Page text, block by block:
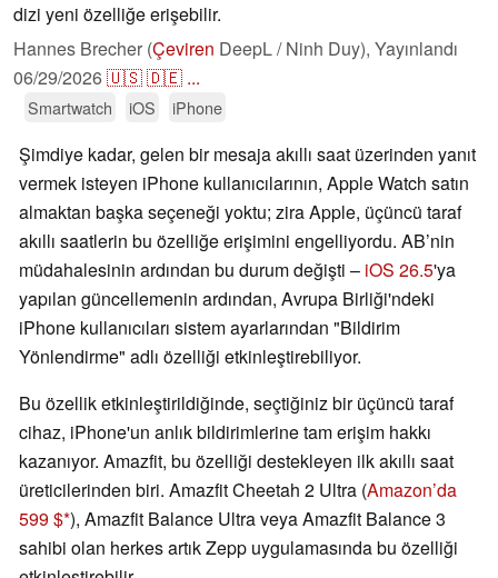
dizi yeni özelliğe erişebilir.
Hannes Brecher (Çeviren DeepL / Ninh Duy), Yayınlandı
06/29/2026🇺🇸🇩🇪 ...
Smartwatch iOS iPhone
Şimdiye kadar, gelen bir mesaja akıllı saat üzerinden yanıt
vermek isteyen iPhone kullanıcılarının, Apple Watch satın
almaktan başka seçeneği yoktu; zira Apple, üçüncü taraf
akıllı saatlerin bu özelliğe erişimini engelliyordu. AB’nin
müdahalesinin ardından bu durum değişti – iOS 26.5'ya
yapılan güncellemenin ardından, Avrupa Birliği'ndeki
iPhone kullanıcıları sistem ayarlarından "Bildirim
Yönlendirme" adlı özelliği etkinleştirebiliyor.
Bu özellik etkinleştirildiğinde, seçtiğiniz bir üçüncü taraf
cihaz, iPhone'un anlık bildirimlerine tam erişim hakkı
kazanıyor. Amazfit, bu özelliği destekleyen ilk akıllı saat
üreticilerinden biri. Amazfit Cheetah 2 Ultra (Amazon’da
599 $ ), Amazfit Balance Ultra veya Amazfit Balance 3
sahibi olan herkes artık Zepp uygulamasında bu özelliği